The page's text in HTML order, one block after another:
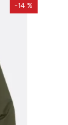
-14 %